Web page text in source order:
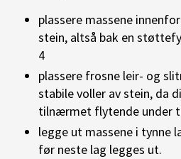
plassere massene
stein, altså bak en
4
plassere frosne leir- og
stabile voller av stein, da
tilnærmet flytende under
legge ut massene i tynne
før neste lag legges ut.